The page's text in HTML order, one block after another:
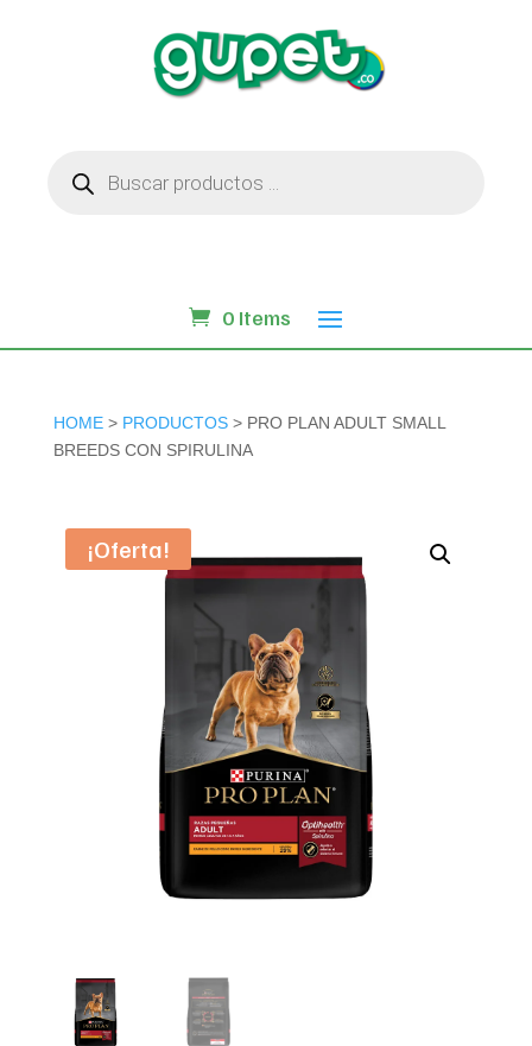
productos
0 Items
HOME> PRODUCTOS> PRO PLAN ADULT SMALL
BREEDS CON SPIRULINA
¡Oferta!